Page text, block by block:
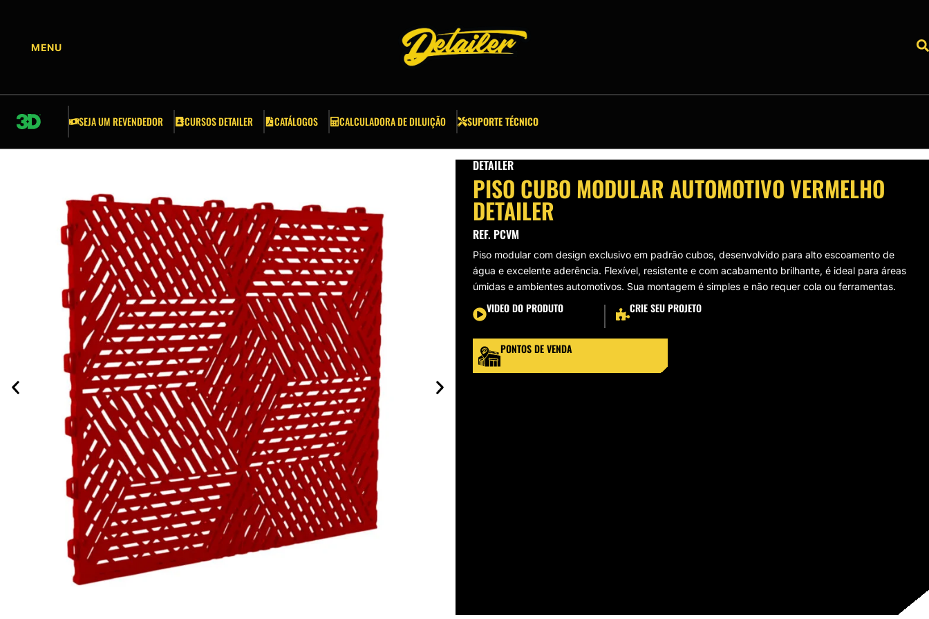
CURSOS DETAILER
APLICADORES
BALDES E GRELHAS
FITA CREPE AUTOMOTIVA
FERRAMENTAS AUTOMOTIVAS
LAVAGEM E HIGIENIZAÇÃO
ILUMINAÇÃO DE LED
LUVAS
MICROFIBRAS
POLIMENTO AUTOMOTIVO
PISOS MODULARES
RESTAURAÇÃO DE FAROL
SEJA UM REVENDEDOR CURSOS DETAILER CATÁLOGOS CALCULADORA DE DILUIÇÃO SUPORTE TÉCNICO
DETAILER
PISO CUBO MODULAR AUTOMOTIVO VERMELHO
DETAILER
REF. PCVM
Piso modular com design exclusivo em padrão cubos, desenvolvido para alto escoamento de
água e excelente aderência. Flexível, resistente e com acabamento brilhante, é ideal para áreas
úmidas e ambientes automotivos. Sua montagem é simples e não requer cola ou ferramentas.
VIDEO DO PRODUTO CRIE SEU PROJETO
PONTOS DE VENDA